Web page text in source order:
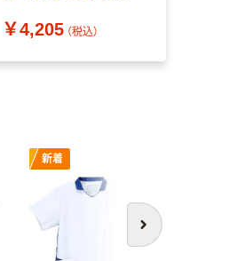
ック L MK-0022 1枚（わ
￥4,205 （税込）
次へ
新着